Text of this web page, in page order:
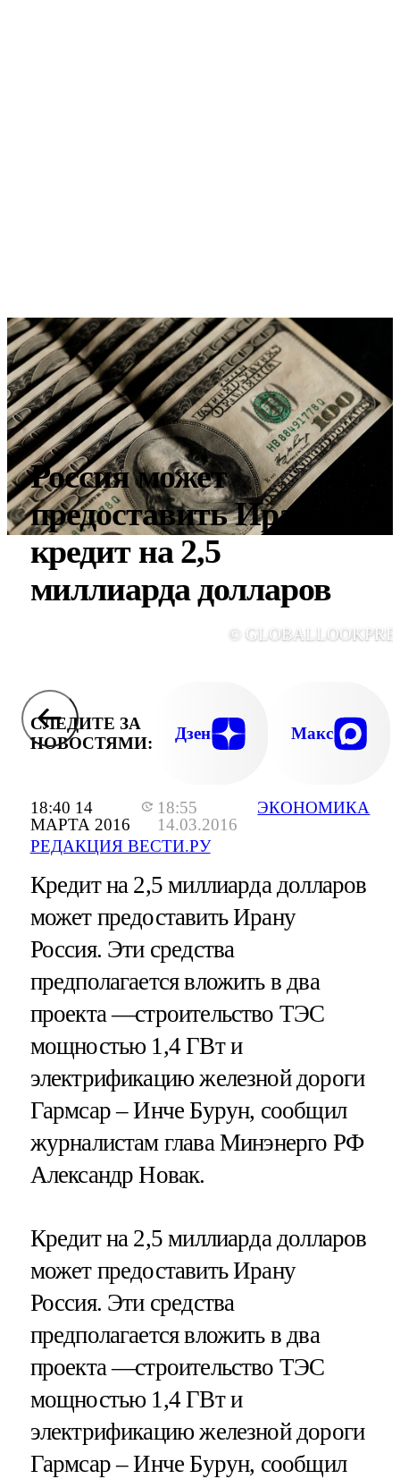
18:40 14
МАРТА 2016
18:55
14.03.2016
РЕДАКЦИЯ ВЕСТИ.РУ
ЭКОНОМИКА
Россия может
предоставить Ирану
кредит на 2,5
миллиарда долларов
©
СЛЕДИТЕ ЗА
НОВОСТЯМИ:
Дзен Макс
Кредит на 2,5 миллиарда долларов
может предоставить Ирану
Россия. Эти средства
предполагается вложить в два
проекта —строительство ТЭС
мощностью 1,4 ГВт и
электрификацию железной дороги
Гармсар – Инче Бурун, сообщил
журналистам глава Минэнерго РФ
Александр Новак.
Кредит на 2,5 миллиарда долларов
может предоставить Ирану
Россия. Эти средства
предполагается вложить в два
проекта —строительство ТЭС
мощностью 1,4 ГВт и
электрификацию железной дороги
Гармсар – Инче Бурун, сообщил